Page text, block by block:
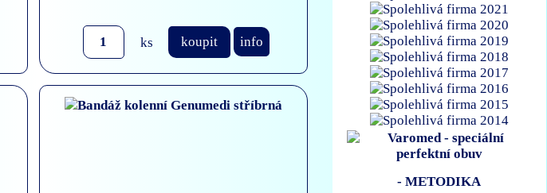
ks koupit info
- METODIKA